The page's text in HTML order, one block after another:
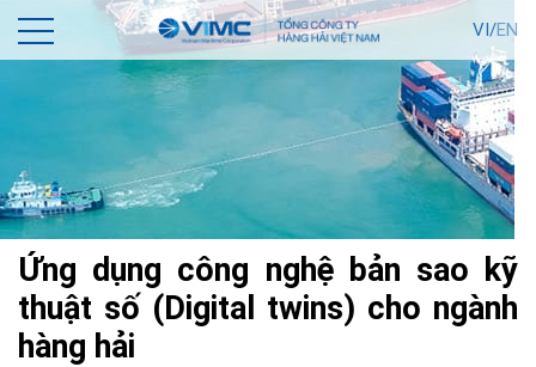
VI/EN
Ứng dụng công nghệ bản sao kỹ
thuật số (Digital twins) cho ngành
hàng hải